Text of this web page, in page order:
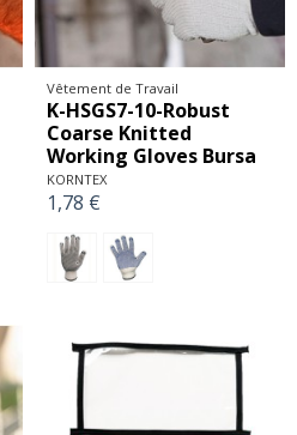
Vêtement de Travail
K-HSGS7-10-Robust
Coarse Knitted
Working Gloves Bursa
KORNTEX
1,78 €